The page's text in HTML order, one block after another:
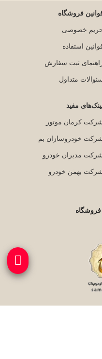
فروشگاه
خصوصی
استفاده
ثبت سفارش
متداول
مفید
کرمان موتور
خودروسازان بم
مدیران خودرو
بهمن خودرو
فروشگاه